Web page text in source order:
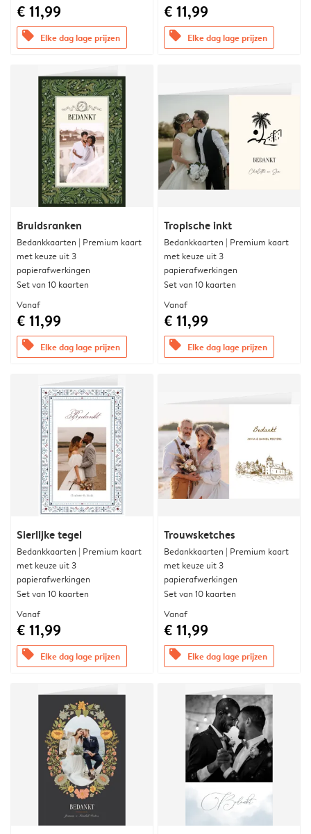
€ 11,99
offers Elke dag lage prijzen
€ 11,99
offers Elke dag lage prijzen
Bruidsranken
Bedankkaarten | Premium kaart
met keuze uit 3
papierafwerkingen
Set van 10 kaarten
Vanaf
€ 11,99
offers Elke dag lage prijzen
Tropische inkt
Bedankkaarten | Premium kaart
met keuze uit 3
papierafwerkingen
Set van 10 kaarten
Vanaf
€ 11,99
offers Elke dag lage prijzen
Sierlijke tegel
Bedankkaarten | Premium kaart
met keuze uit 3
papierafwerkingen
Set van 10 kaarten
Vanaf
€ 11,99
offers Elke dag lage prijzen
Trouwsketches
Bedankkaarten | Premium kaart
met keuze uit 3
papierafwerkingen
Set van 10 kaarten
Vanaf
€ 11,99
offers Elke dag lage prijzen